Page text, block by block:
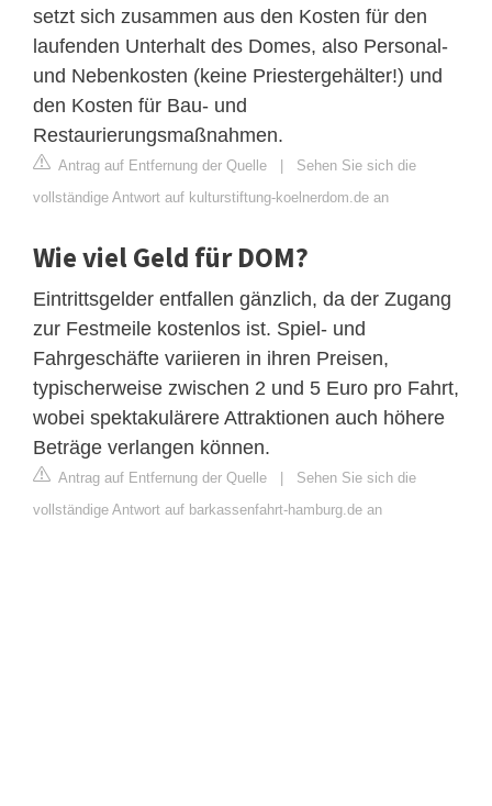
setzt sich zusammen aus den Kosten für den
laufenden Unterhalt des Domes, also Personal-
und Nebenkosten (keine Priestergehälter!) und
den Kosten für Bau- und
Restaurierungsmaßnahmen.
Antrag auf Entfernung der Quelle
Sehen Sie sich die
vollständige Antwort auf kulturstiftung-koelnerdom.de an
Wie viel Geld für DOM?
Eintrittsgelder entfallen gänzlich, da der Zugang
zur Festmeile kostenlos ist. Spiel- und
Fahrgeschäfte variieren in ihren Preisen,
typischerweise zwischen 2 und 5 Euro pro Fahrt,
wobei spektakulärere Attraktionen auch höhere
Beträge verlangen können.
Antrag auf Entfernung der Quelle
Sehen Sie sich die
vollständige Antwort auf barkassenfahrt-hamburg.de an